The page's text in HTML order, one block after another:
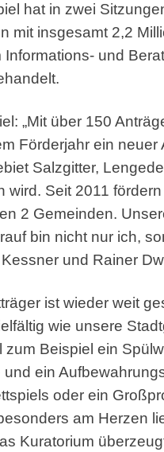
hat in zwei
mit insgesamt 2,2
und
„Mit über 150
Förderjahr ein
Salzgitter,
wird. Seit 2011
2 Gemeinden.
bin nicht nur ich,
und Rainer
ist wieder weit
wie unsere
Beispiel ein
ein
oder ein
am Herzen
Kuratorium